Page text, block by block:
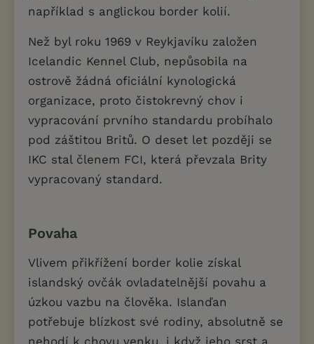
například s anglickou border kolií.
Než byl roku 1969 v Reykjavíku založen
Icelandic Kennel Club, nepůsobila na
ostrově žádná oficiální kynologická
organizace, proto čistokrevný chov i
vypracování prvního standardu probíhalo
pod záštitou Britů. O deset let později se
IKC stal členem FCI, která převzala Brity
vypracovaný standard.
Povaha
Vlivem přikřížení border kolie získal
islandský ovčák ovladatelnější povahu a
úzkou vazbu na člověka. Islanďan
potřebuje blízkost své rodiny, absolutně se